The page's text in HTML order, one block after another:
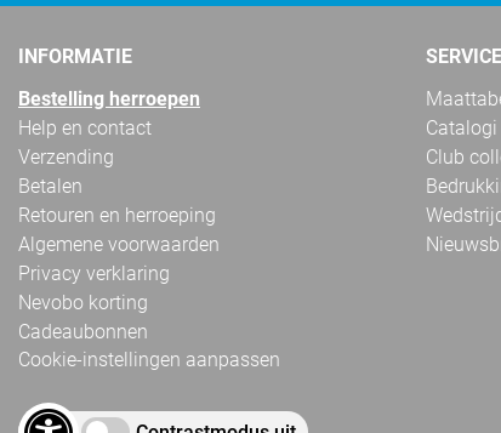
INFORMATIE
Bestelling herroepen
Help en contact
Verzending
Betalen
Retouren en herroeping
Algemene voorwaarden
Privacy verklaring
Nevobo korting
Cadeaubonnen
Cookie-instellingen aanpassen
SERVICE
Catalogi
Club